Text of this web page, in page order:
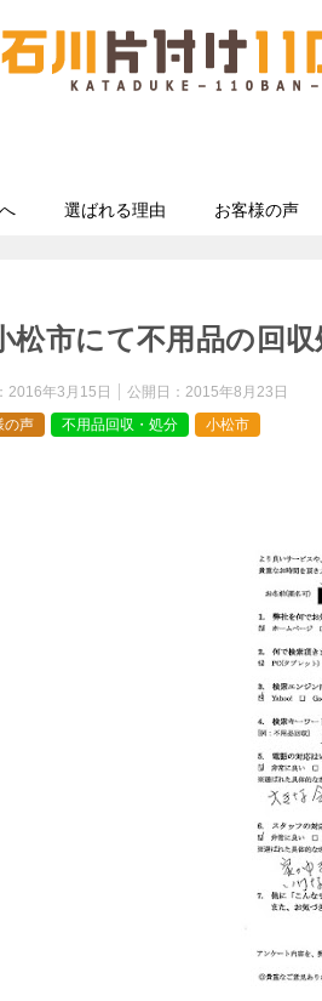
選ばれる理由 お客様の声
松市にて不用品の回
2016年3月15日 公開日： 2015年8月23日
の声
不用品回収・処分 小松市